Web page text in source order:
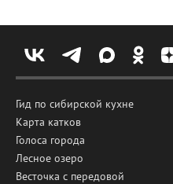
Гид по сибирской кухне
Карта катков
Голоса города
Лесное озеро
Весточка с передовой